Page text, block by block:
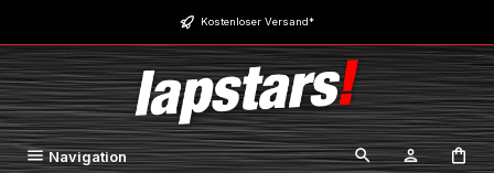
Zum Hauptinhalt springen Kostenloser Versand*
Navigation